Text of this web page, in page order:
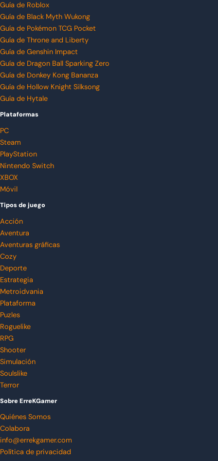
Guía de Roblox
Guía de Black Myth Wukong
Guía de Pokémon TCG Pocket
Guía de Throne and Liberty
Guía de Genshin Impact
Guía de Dragon Ball Sparking Zero
Guía de Donkey Kong Bananza
Guía de Hollow Knight Silksong
Guía de Hytale
Plataformas
PC
Steam
PlayStation
Nintendo Switch
XBOX
Móvil
Tipos de juego
Acción
Aventura
Aventuras gráficas
Cozy
Deporte
Estrategia
Metroidvania
Plataforma
Puzles
Roguelike
RPG
Shooter
Simulación
Soulslike
Terror
Sobre ErreKGamer
Quiénes Somos
Colabora
info@errekgamer.com
Política de privacidad